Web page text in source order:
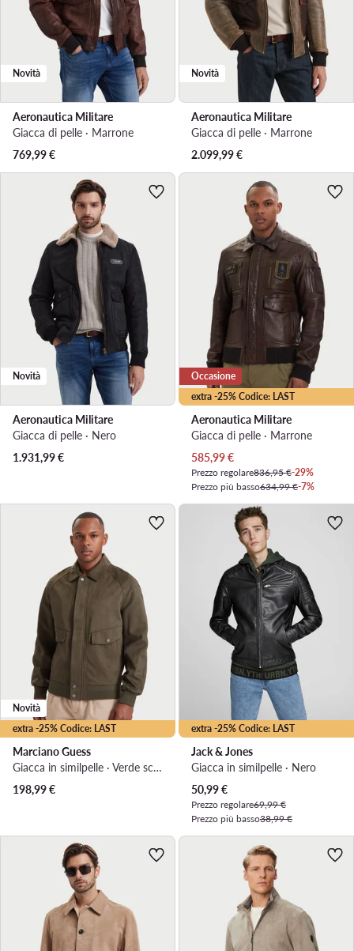
Novità
Aeronautica Militare
Giacca di pelle · Marrone
769,99€
Novità
Aeronautica Militare
Giacca di pelle · Marrone
2.099,99€
Novità
Aeronautica Militare
Giacca di pelle · Nero
1.931,99€
extra -25% Codice: LAST
Occasione
Aeronautica Militare
Giacca di pelle · Marrone
Prezzo attuale
585,99€
Prezzo regolare836,95 €-29%
Prezzo più basso634,99 €-7%
extra -25% Codice: LAST
Novità
Marciano Guess
Giacca in similpelle · Verde scuro
198,99€
extra -25% Codice: LAST
Jack & Jones
Giacca in similpelle · Nero
Prezzo attuale
50,99€
Prezzo regolare69,99 €
Prezzo più basso38,99 €